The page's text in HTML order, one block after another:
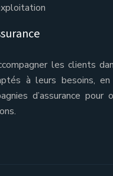
les clients
à leurs besoins, en
d’assurance pour